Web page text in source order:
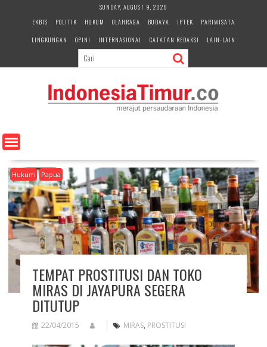
e
n
SUNDAY, AUGUST 9, 2026
EKBIS
POLITIK HUKUM OLAHRAGA BUDAYA IPTEK
PARIWISATA
LINGKUNGAN
OPINI INTERNASIONAL CATATAN REDAKSI LAIN-LAIN
Hukum Papua
TEMPAT PROSTITUSI DAN TOKO
MIRAS DI JAYAPURA SEGERA
DITUTUP
22/04/2015 MIRAS, PROSTITUSI